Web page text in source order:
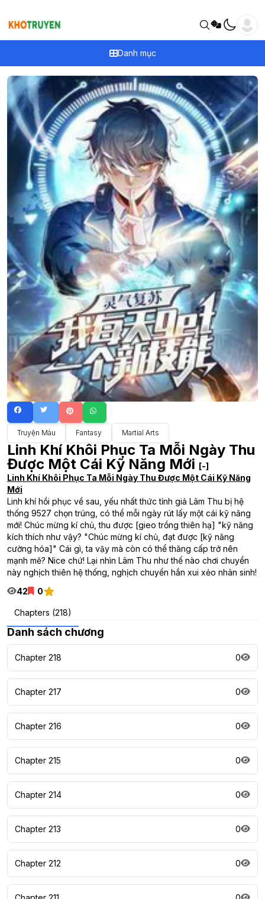
Danh mục
Truyện Màu Fantasy Martial Arts
Linh Khí Khôi Phục Ta Mỗi Ngày Thu
Được Một Cái Kỹ Năng Mới [-]
Linh Khí Khôi Phục Ta Mỗi Ngày Thu Được Một Cái Kỹ Năng
Mới
Linh khí hồi phục về sau, yếu nhất thức tỉnh giả Lâm Thu bị hệ
thống 9527 chọn trúng, có thể mỗi ngày rút lấy một cái kỹ năng
mới! Chúc mừng kí chủ, thu được [gieo trồng thiên hạ] "kỹ năng
kích thích như vậy? "Chúc mừng kí chủ, đạt được [kỹ năng
cường hóa]" Cái gì, ta vậy mà còn có thể thăng cấp trở nên
mạnh mẽ? Nice chứ! Lại nhìn Lâm Thu như thế nào chơi chuyển
này nghịch thiên hệ thống, nghịch chuyển hắn xui xẻo nhân sinh!
42
0
Chapters (218)
Danh sách chương
Chapter 218 0
Chapter 217 0
Chapter 216 0
Chapter 215 0
Chapter 214 0
Chapter 213 0
Chapter 212 0